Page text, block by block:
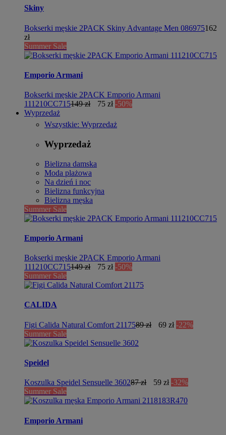
Skiny
Bokserki męskie 2PACK Skiny Advantage Men 086975162
zł
Summer Sale
Emporio Armani
Bokserki męskie 2PACK Emporio Armani
111210CC715149 zł 75 zł -50%
Wyprzedaż
Wszystkie: Wyprzedaż
Wyprzedaż
Bielizna damska
Moda plażowa
Na dzień i noc
Bielizna funkcyjna
Bielizna męska
Summer Sale
Emporio Armani
Bokserki męskie 2PACK Emporio Armani
111210CC715149 zł 75 zł -50%
Summer Sale
CALIDA
Figi Calida Natural Comfort 2117589 zł 69 zł -22%
Summer Sale
Speidel
Koszulka Speidel Sensuelle 360287 zł 59 zł -32%
Summer Sale
Emporio Armani